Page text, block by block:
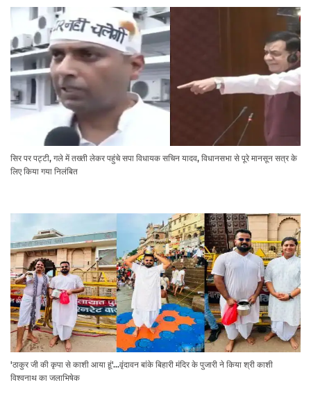
सिर पर पट्टी, गले में तख्ती लेकर पहुंचे सपा विधायक सचिन यादव, विधानसभा से पूरे मानसून सत्र के
लिए किया गया निलंबित
'ठाकुर जी की कृपा से काशी आया हूं'...वृंदावन बांके बिहारी मंदिर के पुजारी ने किया श्री काशी
विश्वनाथ का जलाभिषेक